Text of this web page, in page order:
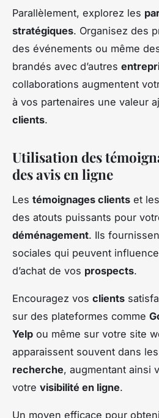
Parallèlement, explorez les
stratégiques. Organisez des
des événements ou même
brandés avec d’autres
collaborations augmentent
à vos partenaires une valeur
clients.
Utilisation des
des avis en ligne
Les témoignages clients et
des atouts puissants pour
déménagement. Ils
sociales qui peuvent
d’achat de vos prospects.
Encouragez vos clients
sur des plateformes comme
Yelp ou même sur votre site
apparaissent souvent dans
recherche, augmentant ainsi
votre visibilité en ligne.
Un moyen efficace pour